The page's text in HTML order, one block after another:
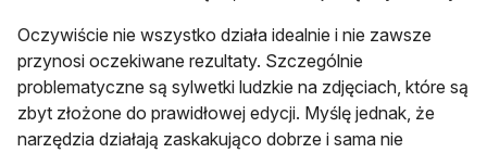
Oczywiście nie wszystko działa idealnie i nie zawsze
przynosi oczekiwane rezultaty. Szczególnie
problematyczne są sylwetki ludzkie na zdjęciach, które są
zbyt złożone do prawidłowej edycji. Myślę jednak, że
narzędzia działają zaskakująco dobrze i sama nie